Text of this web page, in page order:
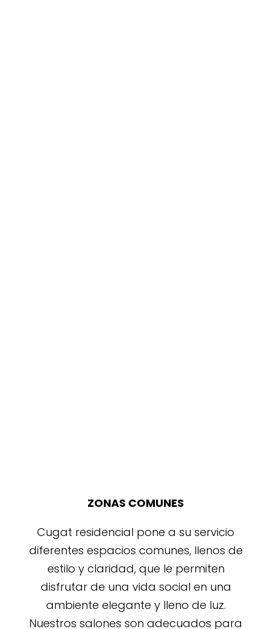
ZONAS COMUNES
Cugat residencial pone a su servicio
diferentes espacios comunes, llenos de
estilo y claridad, que le permiten
disfrutar de una vida social en una
ambiente elegante y lleno de luz.
Nuestros salones son adecuados para